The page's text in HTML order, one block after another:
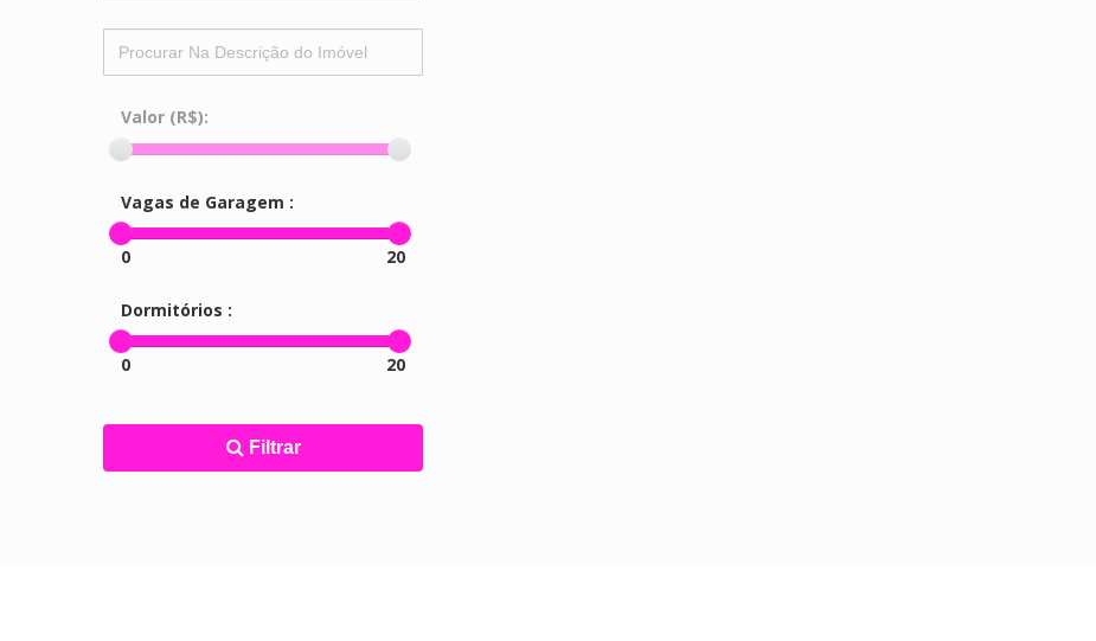
Valor (R$):
Vagas de Garagem :
0 20
Dormitórios :
0 20
Filtrar